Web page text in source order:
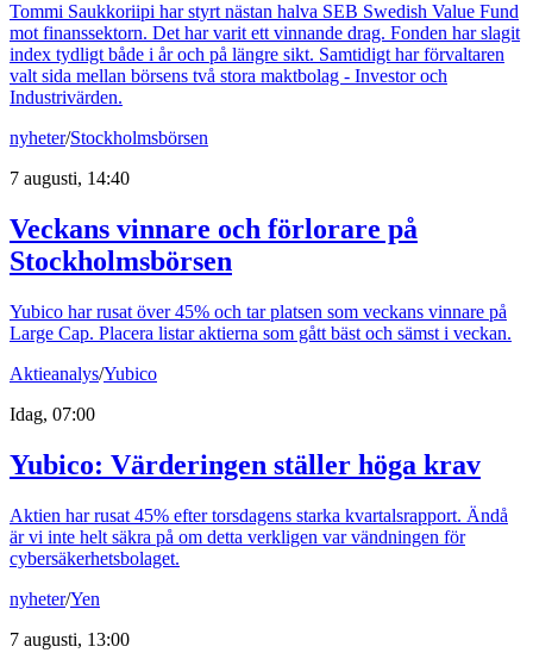
Tommi Saukkoriipi har styrt nästan halva SEB Swedish Value Fund
mot finanssektorn. Det har varit ett vinnande drag. Fonden har slagit
index tydligt både i år och på längre sikt. Samtidigt har förvaltaren
valt sida mellan börsens två stora maktbolag - Investor och
Industrivärden.
nyheter/Stockholmsbörsen
7 augusti, 14:40
Veckans vinnare och förlorare på
Stockholmsbörsen
Yubico har rusat över 45% och tar platsen som veckans vinnare på
Large Cap. Placera listar aktierna som gått bäst och sämst i veckan.
Aktieanalys/Yubico
Idag, 07:00
Yubico: Värderingen ställer höga krav
Aktien har rusat 45% efter torsdagens starka kvartalsrapport. Ändå
är vi inte helt säkra på om detta verkligen var vändningen för
cybersäkerhetsbolaget.
nyheter/Yen
7 augusti, 13:00